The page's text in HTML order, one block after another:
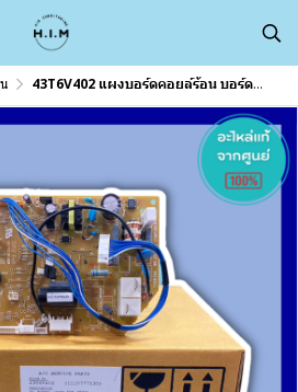
43T6V402 แผงบอร์ดคอยล์ร้อน บอร์ดแอร์แคเรีย อะไหล่แอร์ อะไหล่แท้จากศูนย์ Carrier